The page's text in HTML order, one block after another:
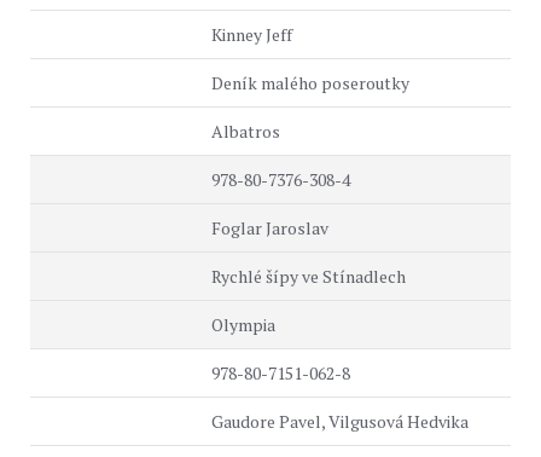
Kinney Jeff
Deník malého poseroutky
Albatros
978-80-7376-308-4
Foglar Jaroslav
Rychlé šípy ve Stínadlech
Olympia
978-80-7151-062-8
Gaudore Pavel, Vilgusová Hedvika